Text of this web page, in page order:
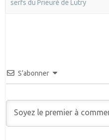
serfs du Prieuré de Lutry
S’abonner